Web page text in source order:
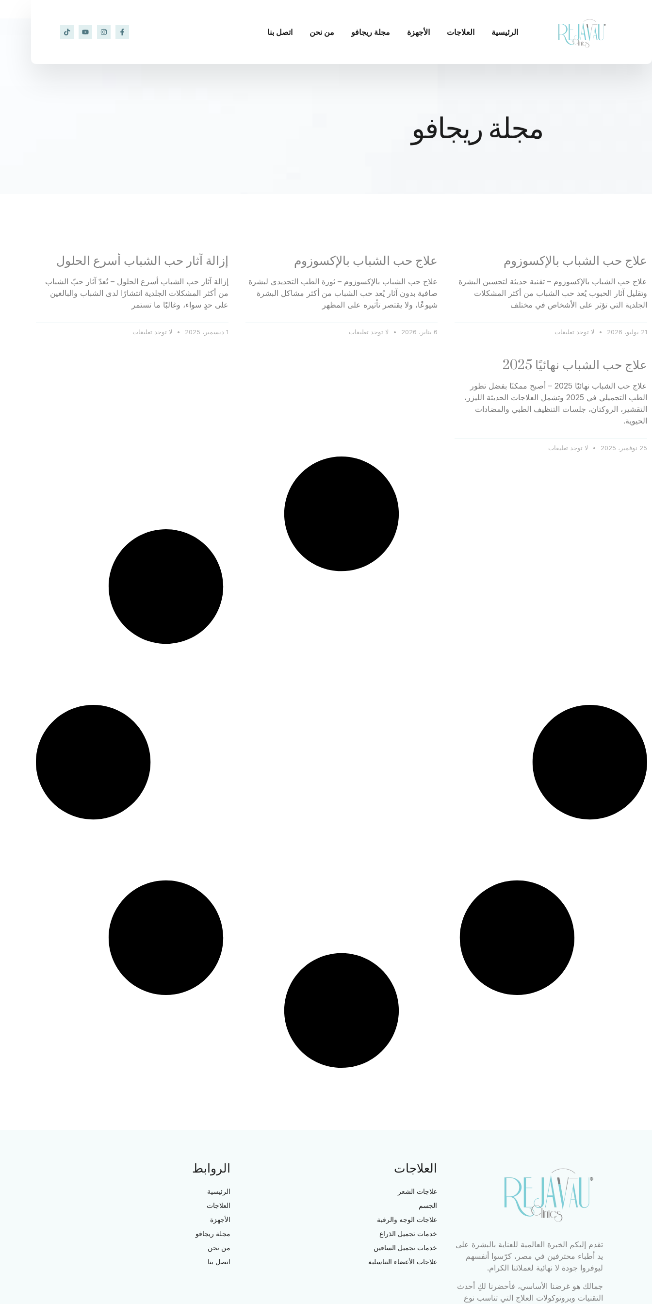
الرئيسية العلاجات الأجهزة مجلة ريجافو من نحن اتصل بنا
مجلة ريجافو
علاج حب الشباب بالإكسوزوم
علاج حب الشباب بالإكسوزوم – تقنية حديثة لتحسين البشرة
وتقليل آثار الحبوب يُعد حب الشباب من أكثر المشكلات
الجلدية التي تؤثر على الأشخاص في مختلف
21 يوليو، 2026 لا توجد تعليقات
علاج حب الشباب بالإكسوزوم
علاج حب الشباب بالإكسوزوم – ثورة الطب التجديدي لبشرة
صافية بدون آثار يُعد حب الشباب من أكثر مشاكل البشرة
شيوعًا، ولا يقتصر تأثيره على المظهر
6 يناير، 2026 لا توجد تعليقات
إزالة آثار حب الشباب أسرع الحلول
إزالة آثار حب الشباب أسرع الحلول – تُعدّ آثار حبّ الشباب
من أكثر المشكلات الجلدية انتشارًا لدى الشباب والبالغين
على حدٍ سواء، وغالبًا ما تستمر
1 ديسمبر، 2025 لا توجد تعليقات
علاج حب الشباب نهائيًا 2025
علاج حب الشباب نهائيًا 2025 – أصبح ممكنًا بفضل تطور
الطب التجميلي في 2025 وتشمل العلاجات الحديثة الليزر،
التقشير، الروكتان، جلسات التنظيف الطبي والمضادات
الحيوية.
25 نوفمبر، 2025 لا توجد تعليقات
تقدم إليكم الخبرة العالمية للعناية بالبشرة على
يد أطباء محترفين في مصر، كرّسوا أنفسهم
ليوفروا جودة لا نهائية لعملائنا الكرام.
جمالك هو غرضنا الأساسي، فأحضرنا لكِ أحدث
التقنيات وبروتوكولات العلاج التي تناسب نوع
العلاجات
علاجات الشعر
الجسم
علاجات الوجه والرقبة
خدمات تجميل الذراع
خدمات تجميل الساقين
علاجات الأعضاء التناسلية
الروابط
الرئيسية
العلاجات
الأجهزة
مجلة ريجافو
من نحن
اتصل بنا